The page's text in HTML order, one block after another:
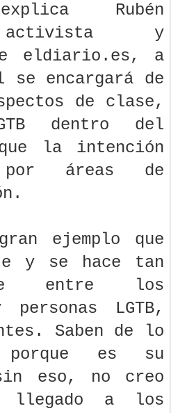
Rubén
activista y
eldiario.es, a
se encargará de
de clase,
dentro del
la intención
áreas de
ejemplo que
y se hace tan
entre los
LGTB,
Saben de lo
porque es su
eso, no creo
llegado a los